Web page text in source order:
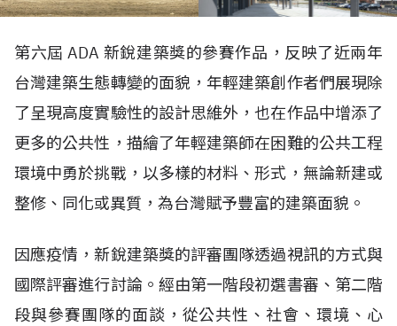
第六屆 ADA 新銳建築獎的參賽作品，反映了近兩年
台灣建築生態轉變的面貌，年輕建築創作者們展現除
了呈現高度實驗性的設計思維外，也在作品中增添了
更多的公共性，描繪了年輕建築師在困難的公共工程
環境中勇於挑戰，以多樣的材料、形式，無論新建或
整修、同化或異質，為台灣賦予豐富的建築面貌。
因應疫情，新銳建築獎的評審團隊透過視訊的方式與
國際評審進行討論。經由第一階段初選書審、第二階
段與參賽團隊的面談，從公共性、社會、環境、心